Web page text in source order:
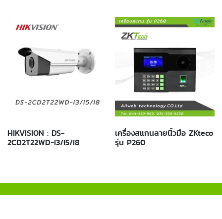
HIKVISION : DS-
2CD2T22WD-I3/I5/I8
เครื่องสแกนลายนิ้วมือ ZKteco
รุ่น P260